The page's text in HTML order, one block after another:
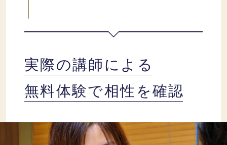
実際の講師による
無料体験で相性を確認